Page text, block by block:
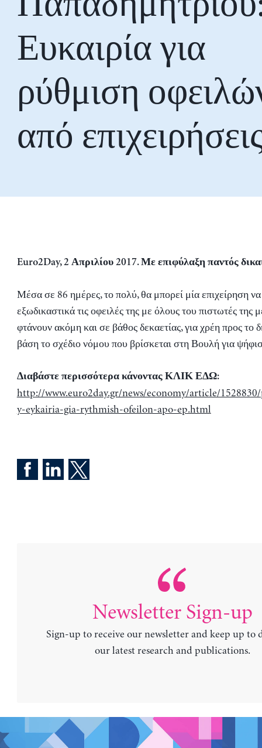
Ευκαιρία για
ρύθμιση
από
Euro2Day, 2 Απριλίου 2017. Με επιφύλαξη παντός
Μέσα σε 86 ημέρες, το πολύ, θα μπορεί μία επιχείρηση να
εξωδικαστικά τις οφειλές της με όλους του πιστωτές της
φτάνουν ακόμη και σε βάθος δεκαετίας, για χρέη προς το
βάση το σχέδιο νόμου που βρίσκεται στη Βουλή για
Διαβάστε περισσότερα κάνοντας ΚΛΙΚ ΕΔΩ:
http://www.euro2day.gr/news/economy/article/
y-eykairia-gia-rythmish-ofeilon-apo-ep.html
Newsletter Sign-up
Sign-up to receive our newsletter and keep up to
our latest research and publications.